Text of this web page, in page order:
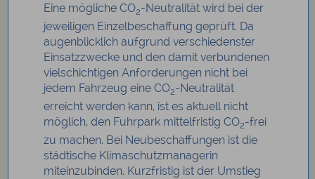
Eine mögliche CO2-Neutralität wird bei der
jeweiligen Einzelbeschaffung geprüft. Da
augenblicklich aufgrund verschiedenster
Einsatzzwecke und den damit verbundenen
vielschichtigen Anforderungen nicht bei
jedem Fahrzeug eine CO2-Neutralität
erreicht werden kann, ist es aktuell nicht
möglich, den Fuhrpark mittelfristig CO2-frei
zu machen. Bei Neubeschaffungen ist die
städtische Klimaschutzmanagerin
miteinzubinden. Kurzfristig ist der Umstieg